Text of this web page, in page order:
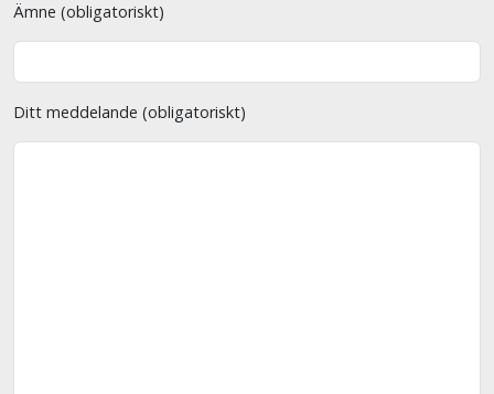
Ämne (obligatoriskt)
Ditt meddelande (obligatoriskt)